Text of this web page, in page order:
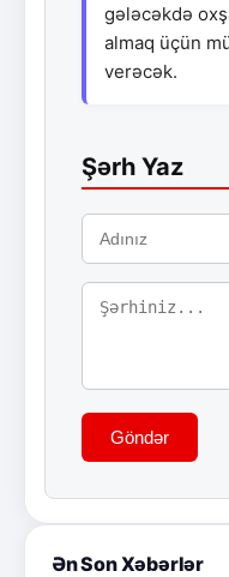
gələcəkdə
almaq üçün
verəcək.
Şərh Yaz
Göndər
Ən Son Xəbərlər